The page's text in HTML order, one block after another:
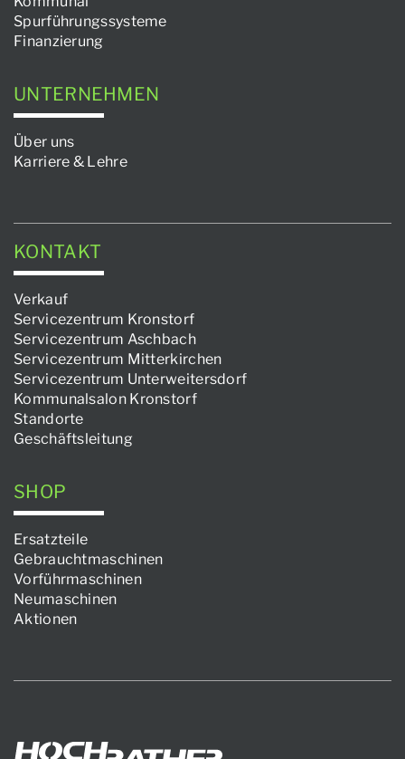
Spurführungssysteme
Finanzierung
UNTERNEHMEN
Über uns
Karriere & Lehre
KONTAKT
Verkauf
Servicezentrum Kronstorf
Servicezentrum Aschbach
Servicezentrum Mitterkirchen
Servicezentrum Unterweitersdorf
Kommunalsalon Kronstorf
Standorte
Geschäftsleitung
SHOP
Ersatzteile
Gebrauchtmaschinen
Vorführmaschinen
Neumaschinen
Aktionen